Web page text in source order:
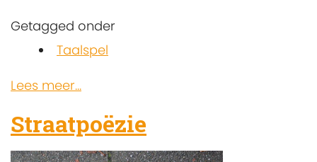
Getagged onder
Taalspel
Lees meer...
Straatpoëzie